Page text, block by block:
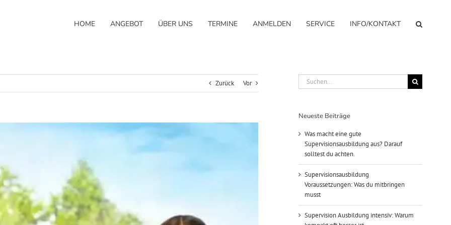
HOME ANGEBOT ÜBER UNS TERMINE ANMELDEN SERVICE INFO/KONTAKT
Zurück Vor
Suche
nach:
Neueste Beiträge
Was macht eine gute
Supervisionsausbildung aus? Darauf
solltest du achten.
Supervisionsausbildung
Voraussetzungen: Was du mitbringen
musst
Supervision Ausbildung intensiv: Warum